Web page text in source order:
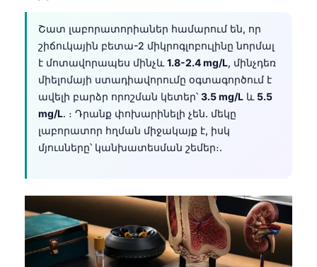
Շատ լաբորատորիաներ համարում են, որ
շիճուկային բետա-2 միկրոգլոբուլինը նորմալ
է մոտավորապես մինչև 1.8-2.4 mg/L, մինչդեռ
միելոմայի ստադիավորումը օգտագործում է
ավելի բարձր որոշման կետեր՝ 3.5 mg/L և 5.5
mg/L. ։ Դրանք փոխարինելի չեն. մեկը
լաբորատոր հղման միջակայք է, իսկ
մյուսները՝ կանխատեսման շեմեր։.